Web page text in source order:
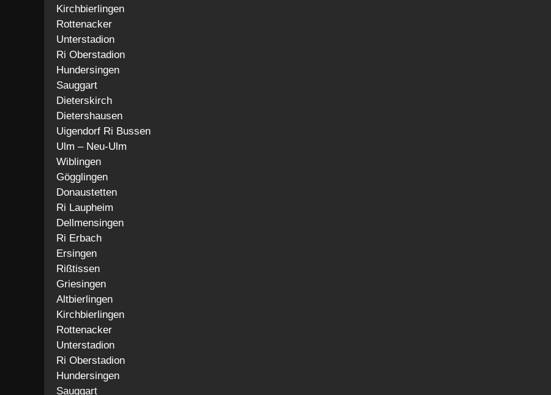
Kirchbierlingen
Rottenacker
Unterstadion
Ri Oberstadion
Hundersingen
Sauggart
Dieterskirch
Dietershausen
Uigendorf Ri Bussen
Ulm – Neu-Ulm
Wiblingen
Gögglingen
Donaustetten
Ri Laupheim
Dellmensingen
Ri Erbach
Ersingen
Rißtissen
Griesingen
Altbierlingen
Kirchbierlingen
Rottenacker
Unterstadion
Ri Oberstadion
Hundersingen
Sauggart